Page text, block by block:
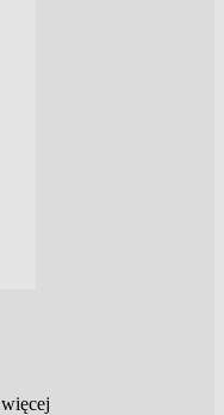
więcej